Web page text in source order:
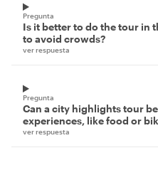
Pregunta
Is it better to do the tour in
to avoid crowds?
ver respuesta
Pregunta
Can a city highlights tour
experiences, like food or
ver respuesta